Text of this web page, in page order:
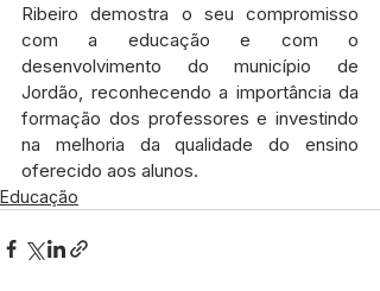
Ribeiro demostra o seu compromisso
com a educação e com o
desenvolvimento do município de
Jordão, reconhecendo a importância da
formação dos professores e investindo
na melhoria da qualidade do ensino
oferecido aos alunos.
Educação